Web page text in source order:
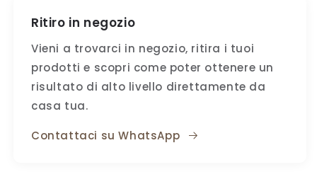
Ritiro in negozio
Vieni a trovarci in negozio, ritira i tuoi
prodotti e scopri come poter ottenere un
risultato di alto livello direttamente da
casa tua.
Contattaci su WhatsApp